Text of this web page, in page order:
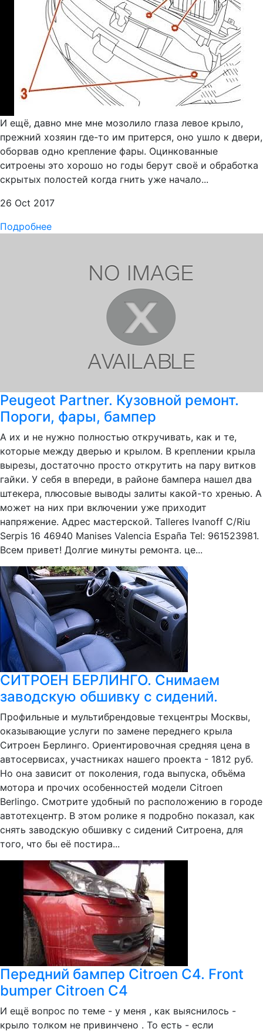
И ещё, давно мне мне мозолило глаза левое крыло,
прежний хозяин где-то им притерся, оно ушло к двери,
оборвав одно крепление фары. Оцинкованные
ситроены это хорошо но годы берут своё и обработка
скрытых полостей когда гнить уже начало...
26 Oct 2017
Подробнее
Peugeot Partner. Кузовной ремонт.
Пороги, фары, бампер
А их и не нужно полностью откручивать, как и те,
которые между дверью и крылом. В креплении крыла
вырезы, достаточно просто открутить на пару витков
гайки. У себя в впереди, в районе бампера нашел два
штекера, плюсовые выводы залиты какой-то хренью. А
может на них при включении уже приходит
напряжение. Адрес мастерской. Talleres Ivanoff C/Riu
Serpis 16 46940 Manises Valencia España Tel: 961523981.
Всем привет! Долгие минуты ремонта. це...
СИТРОЕН БЕРЛИНГО. Снимаем
заводскую обшивку с сидений.
Профильные и мультибрендовые техцентры Москвы,
оказывающие услуги по замене переднего крыла
Ситроен Берлинго. Ориентировочная средняя цена в
автосервисах, участниках нашего проекта - 1812 руб.
Но она зависит от поколения, года выпуска, объёма
мотора и прочих особенностей модели Citroen
Berlingo. Смотрите удобный по расположению в городе
автотехцентр. В этом ролике я подробно показал, как
снять заводскую обшивку с сидений Ситроена, для
того, что бы её постира...
Передний бампер Citroen C4. Front
bumper Citroen C4
И ещё вопрос по теме - у меня , как выяснилось -
крыло толком не привинчено . То есть - если